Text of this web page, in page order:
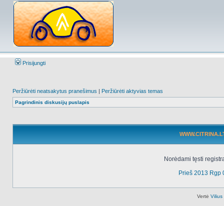
Prisijungti
Peržiūrėti neatsakytus pranešimus | Peržiūrėti aktyvias temas
Pagrindinis diskusijų puslapis
Norėdami tęsti
Prieš 2013 Rgp
Vertė Vilius